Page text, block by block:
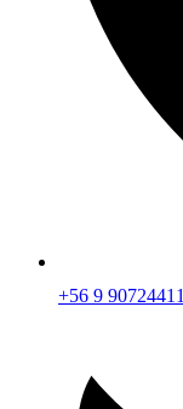
+56 9 90724411